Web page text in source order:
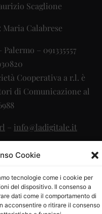
Cookie
tecnologie come i cookie per
del dispositivo. Il consenso a
dati come il comportamento di
acconsentire o ritirare il consenso
Scaglione
Calabrese
– 091335557
Cooperativa a r.l. è
di Comunicazione al
– info@ladigitale.it